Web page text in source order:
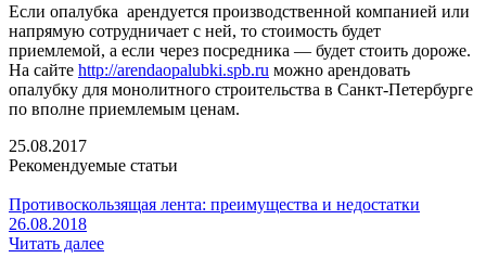
Если опалубка арендуется производственной компанией или
напрямую сотрудничает с ней, то стоимость будет
приемлемой, а если через посредника — будет стоить дороже.
На сайте http://arendaopalubki.spb.ru можно арендовать
опалубку для монолитного строительства в Санкт-Петербурге
по вполне приемлемым ценам.
25.08.2017
Рекомендуемые статьи
Противоскользящая лента: преимущества и недостатки
26.08.2018
Читать далее